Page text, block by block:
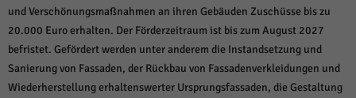
und Verschönungsmaßnahmen an ihren Gebäuden Zuschüsse bis zu
20.000 Euro erhalten. Der Förderzeitraum ist bis zum August 2027
befristet. Gefördert werden unter anderem die Instandsetzung und
Sanierung von Fassaden, der Rückbau von Fassadenverkleidungen und
Wiederherstellung erhaltenswerter Ursprungsfassaden, die Gestaltung
Statistiken (1)
Statistik Cookies erfassen Informationen anonym. Diese Informationen helfen
Cookie-Informationen anzeigen